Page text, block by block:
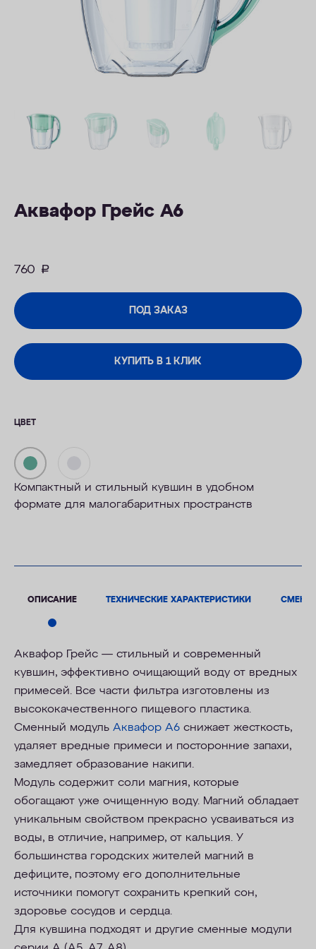
Аквафор Грейс А6
760 руб.
ПОД ЗАКАЗ
КУПИТЬ В 1 КЛИК
ЦВЕТ
Компактный и стильный кувшин в удобном
формате для малогабаритных пространств
ОПИСАНИЕ ТЕХНИЧЕСКИЕ ХАРАКТЕРИСТИКИ
Аквафор Грейс — стильный и современный
кувшин, эффективно очищающий воду от вредных
примесей. Все части фильтра изготовлены из
высококачественного пищевого пластика.
Сменный модуль Аквафор A6 снижает жесткость,
удаляет вредные примеси и посторонние запахи,
замедляет образование накипи.
Модуль содержит соли магния, которые
обогащают уже очищенную воду. Магний обладает
уникальным свойством прекрасно усваиваться из
воды, в отличие, например, от кальция. У
большинства городских жителей магний в
дефиците, поэтому его дополнительные
источники помогут сохранить крепкий сон,
здоровье сосудов и сердца.
Для кувшина подходят и другие сменные модули